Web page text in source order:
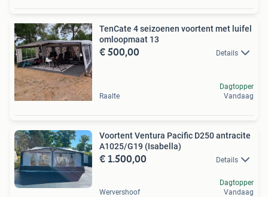
TenCate 4 seizoenen voortent met luifel
omloopmaat 13
€ 500,00 Details
Raalte
Dagtopper
Vandaag
Voortent Ventura Pacific D250 antracite
A1025/G19 (Isabella)
€ 1.500,00 Details
Wervershoof
Dagtopper
Vandaag